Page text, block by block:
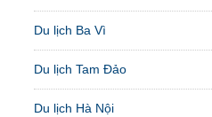
Du lịch Ba Vì
Du lịch Tam Đảo
Du lịch Hà Nội